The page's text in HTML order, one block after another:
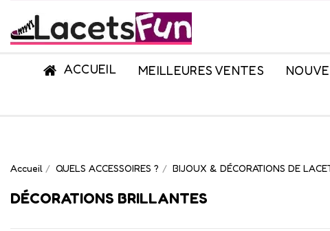
ACCUEIL MEILLEURES VENTES
Accueil QUELS ACCESSOIRES ? BIJOUX & DÉCORATIONS DE
DÉCORATIONS BRILLANTES